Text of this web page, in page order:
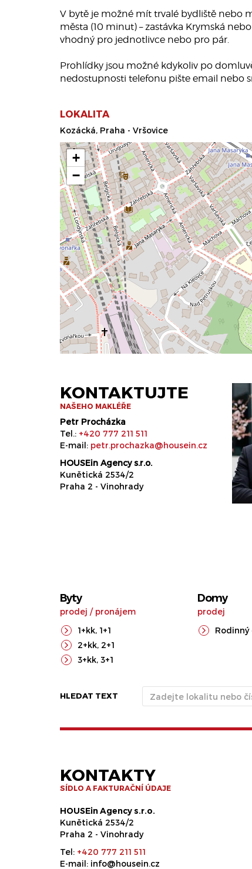
V bytě je možné mít trvalé bydliště nebo
města (10 minut) – zastávka Krymská
vhodný pro jednotlivce nebo pro pár.
Prohlídky jsou možné kdykoliv po
nedostupnosti telefonu pište email nebo
LOKALITA
Kozácká, Praha - Vršovice
+
−
KONTAKTUJTE
NAŠEHO MAKLÉŘE
Petr Procházka
Tel.: +420 777 211 511
E-mail: petr.prochazka@housein.cz
HOUSEin Agency s.r.o.
Kunětická 2534/2
Praha 2 - Vinohrady
Byty
prodej / pronájem
1+kk, 1+1
2+kk, 2+1
3+kk, 3+1
Domy
prodej
Rodinný
HLEDAT TEXT
KONTAKTY
SÍDLO A FAKTURAČNÍ ÚDAJE
HOUSEin Agency s.r.o.
Kunětická 2534/2
Praha 2 - Vinohrady
Tel: +420 777 211 511
E-mail: info@housein.cz